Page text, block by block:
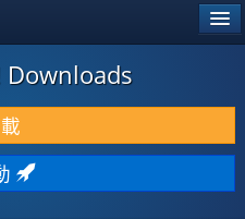
Downloads